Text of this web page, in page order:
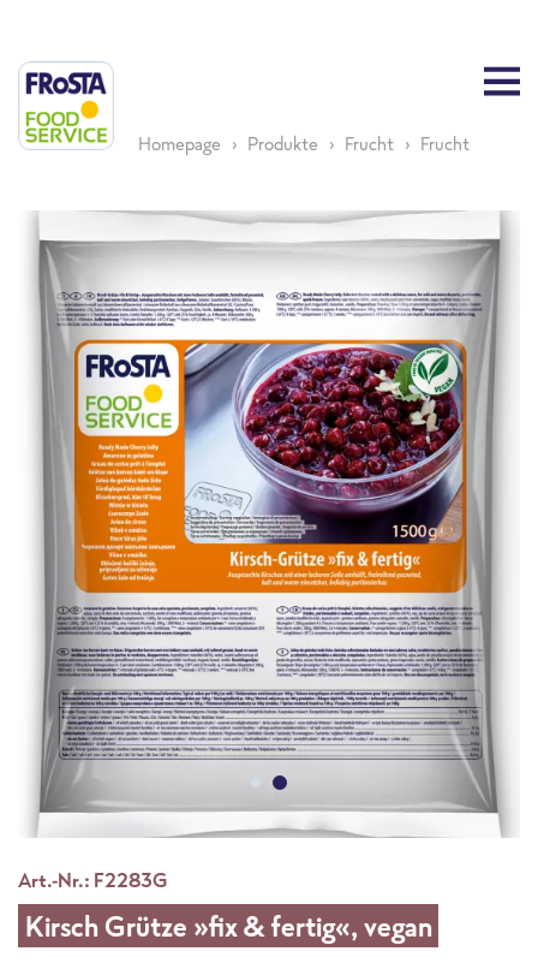
Homepage Produkte Frucht Frucht
Art.-Nr.: F2283G
Kirsch Grütze »fix & fertig«, vegan